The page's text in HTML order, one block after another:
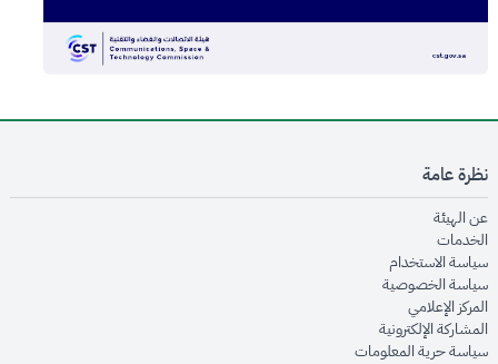
نظرة عامة
عن الهيئةopens in new window
الخدماتopens in new window
سياسة الاستخدام
سياسة الخصوصيةopens in new window
المركز الإعلاميopens in new window
المشاركة الإلكترونيةopens in new window
سياسة حرية المعلوماتopens in new window